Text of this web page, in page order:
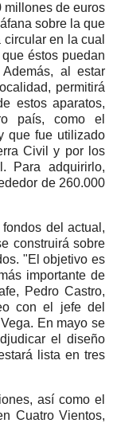
millones de euros
sobre la que
en la cual
éstos puedan
al estar
permitirá
estos aparatos,
país, como el
que fue utilizado
Civil y por los
Para adquirirlo,
de 260.000
del actual,
construirá sobre
"El objetivo es
importante de
Pedro Castro,
con el jefe del
En mayo se
el diseño
lista en tres
así como el
Cuatro Vientos,